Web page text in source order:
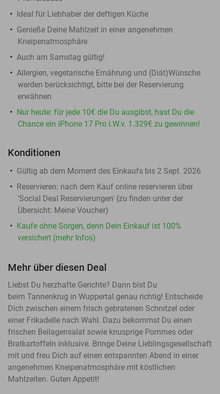
Ideal für Liebhaber der deftigen Küche
Genieße Deine Mahlzeit in einer angenehmen
Kneipenatmosphäre
Auch am Samstag gültig!
Allergien, vegetarische Ernährung und (Diät)Wünsche
werden berücksichtigt, bitte bei der Reservierung
erwähnen
Nur heute: für jede 10€ die Du ausgibst, hast Du die
Chance ein iPhone 17 Pro i.W.v. 1.329€ zu gewinnen!
Konditionen
Gültig ab dem Moment des Einkaufs bis 2 Sept. 2026
Reservieren: nach dem Kauf online reservieren über
'Social Deal Reservierungen' (zu finden unter der
Übersicht: Meine Voucher)
Kaufe ohne Sorgen, denn Dein Einkauf ist 100%
versichert (mehr Infos)
Mehr über diesen Deal
Liebst Du herzhafte Gerichte? Dann bist Du
beim Tannenkrug in Wuppertal genau richtig! Entscheide
Dich zwischen einem frisch gebratenen Schnitzel oder
einer Frikadelle nach Wahl. Dazu bekommst Du einen
frischen Beilagensalat sowie knusprige Pommes oder
Bratkartoffeln inklusive. Bringe Deine Lieblingsgesellschaft
mit und freu Dich auf einen entspannten Abend in einer
angenehmen Kneipenatmosphäre mit köstlichen
Mahlzeiten. Guten Appetit!